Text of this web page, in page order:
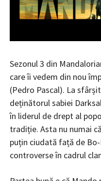
Sezonul 3 din
care îi vedem din nou
(Pedro Pascal). La
deținătorul sabiei
în liderul de drept al
tradiție. Asta nu numai
puțin ciudată față de
controverse în cadrul